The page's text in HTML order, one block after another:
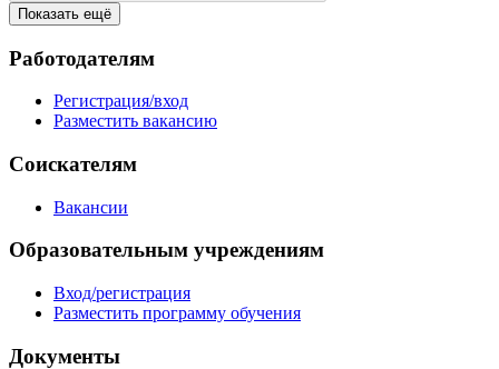
Показать ещё
Работодателям
Регистрация/вход
Разместить вакансию
Соискателям
Вакансии
Образовательным учреждениям
Вход/регистрация
Разместить программу обучения
Документы